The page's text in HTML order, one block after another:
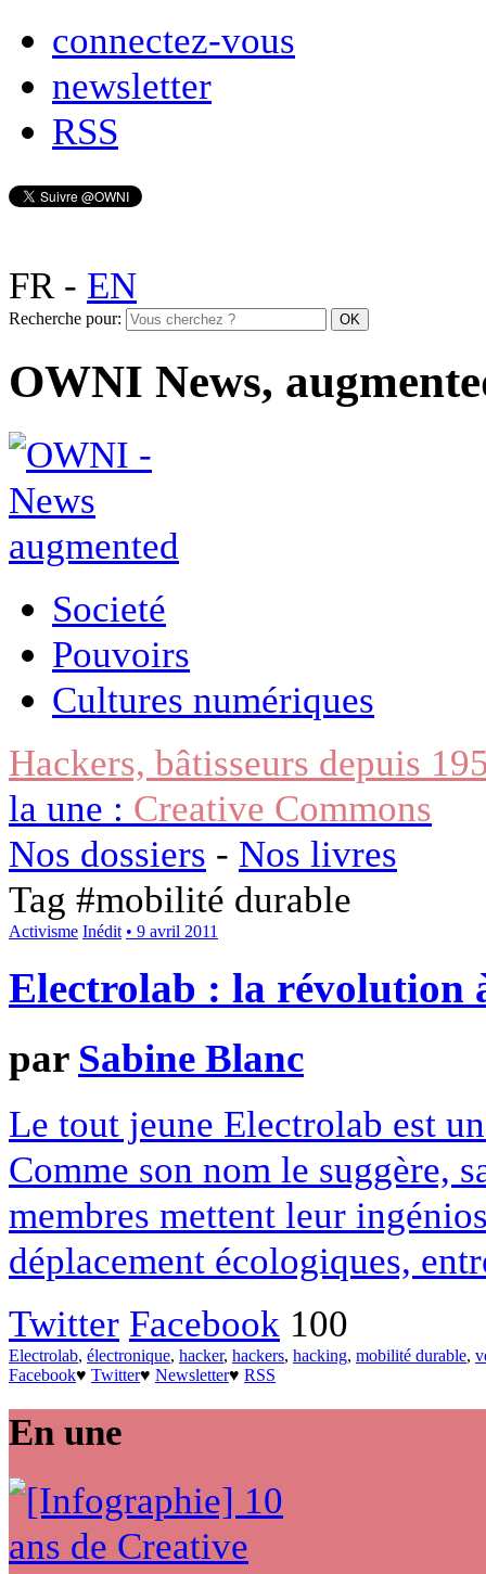
connectez-vous
newsletter
RSS
FR- EN
Recherche pour:
OWNI News,
Societé
Pouvoirs
Cultures numériques
Hackers, bâtisseurs depuis
la une : Creative Commons
Nos dossiers - Nos livres
Tag #mobilité durable
Activisme Inédit • 9 avril 2011
Electrolab : la révolution
par Sabine Blanc
Le tout jeune Electrolab est
Comme son nom le suggère,
membres mettent leur
déplacement écologiques,
Twitter Facebook 100
Electrolab, électronique, hacker, hackers, hacking, mobilité durable,
Facebook♥ Twitter♥ Newsletter♥ RSS
En une